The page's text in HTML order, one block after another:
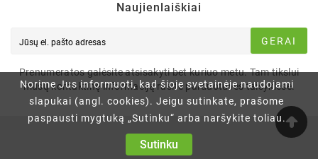
Norime Jus informuoti, kad šioje svetainėje naudojami
slapukai (angl. cookies). Jeigu sutinkate, prašome
paspausti mygtuką „Sutinku“ arba naršykite toliau.
Sutinku
Naujienlaiškiai
GERAI
Prenumeratos galėsite atsisakyti bet kuriuo metu. Tam tikslui
mūsų kontaktinę informaciją rasite parduotuvės taisyklėse.